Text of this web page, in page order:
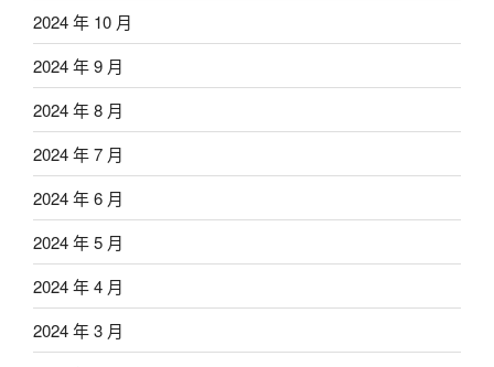
2024 年 10 月
2024 年 9 月
2024 年 8 月
2024 年 7 月
2024 年 6 月
2024 年 5 月
2024 年 4 月
2024 年 3 月